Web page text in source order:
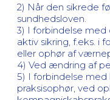
2) Når den sikrede
sundhedsloven.
3) I forbindelse
aktiv sikring, f.eks. i
eller ophør af
4) Ved ændring af
5) I forbindelse
praksisophør, ved